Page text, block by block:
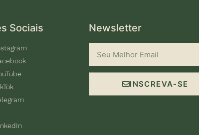
Sociais Newsletter
INSCREVA-SE